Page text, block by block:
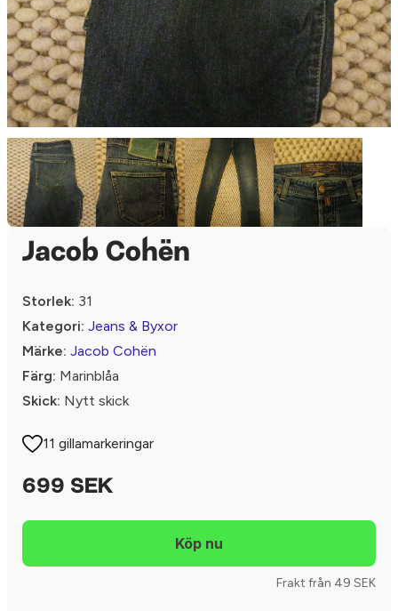
Jacob Cohën
Storlek: 31
Kategori: Jeans & Byxor
Märke: Jacob Cohën
Färg: Marinblåa
Skick: Nytt skick
11 gillamarkeringar
699 SEK
Frakt från 49 SEK